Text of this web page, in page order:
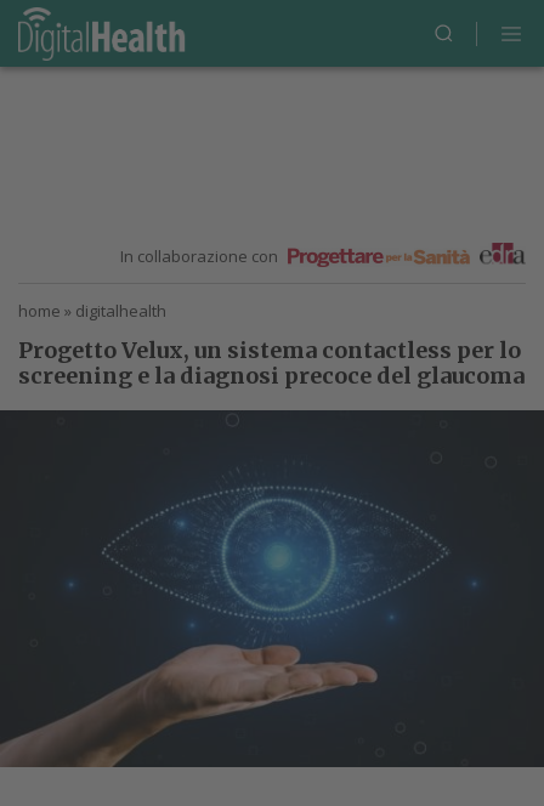
In collaborazione con
home » digitalhealth
Progetto Velux, un sistema contactless per lo
screening e la diagnosi precoce del glaucoma